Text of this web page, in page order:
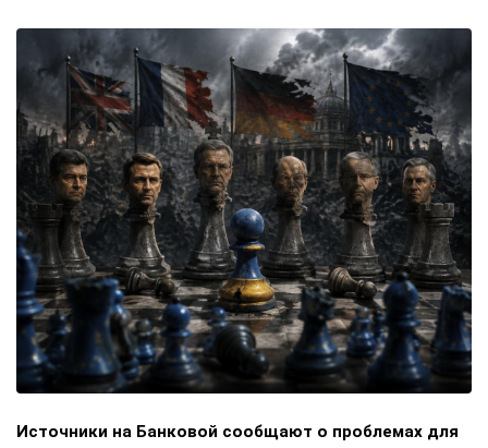
Источники на Банковой сообщают о проблемах для